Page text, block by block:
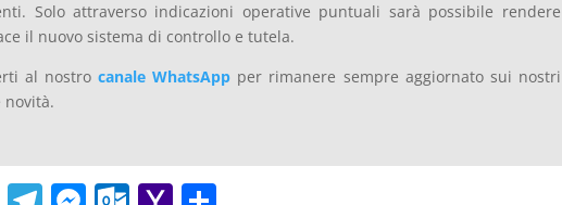
Solo attraverso indicazioni operative puntuali sarà possibile rendere
il nuovo sistema di controllo e tutela.
al nostrocanale WhatsApp per rimanere sempre aggiornato sui nostri
novità.